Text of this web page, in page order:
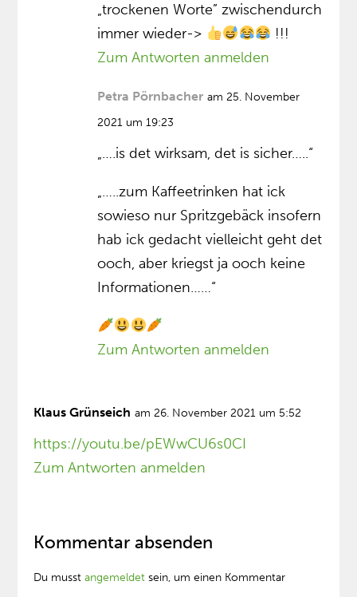
„trockenen Worte” zwischendurch
immer wieder->
!!!
Zum Antworten anmelden
Petra Pörnbacher am 25. November
2021 um 19:23
„….is det wirksam, det is sicher…..“
„…..zum Kaffeetrinken hat ick
sowieso nur Spritzgebäck insofern
hab ick gedacht vielleicht geht det
ooch, aber kriegst ja ooch keine
Informationen……“
Zum Antworten anmelden
Klaus Grünseich am 26. November 2021 um 5:52
https://youtu.be/pEWwCU6s0CI
Zum Antworten anmelden
Kommentar absenden
Du musstangemeldet sein, um einen Kommentar